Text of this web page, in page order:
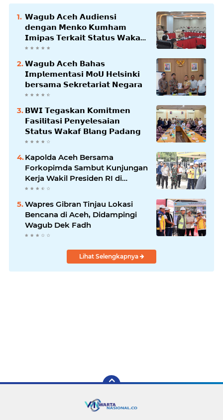
𝗪𝗮𝗴𝘂𝗯 𝗔𝗰𝗲𝗵 𝗔𝘂𝗱𝗶𝗲𝗻𝘀𝗶
𝗱𝗲𝗻𝗴𝗮𝗻 𝗠𝗲𝗻𝗸𝗼 𝗞𝘂𝗺𝗵𝗮𝗺
𝗜𝗺𝗶𝗽𝗮𝘀 𝗧𝗲𝗿𝗸𝗮𝗶𝘁 𝗦𝘁𝗮𝘁𝘂𝘀 𝗪𝗮𝗸𝗮𝗳
𝗕𝗹𝗮𝗻𝗴𝗽𝗮𝗱𝗮𝗻𝗴
𝗪𝗮𝗴𝘂𝗯 𝗔𝗰𝗲𝗵 𝗕𝗮𝗵𝗮𝘀
𝗜𝗺𝗽𝗹𝗲𝗺𝗲𝗻𝘁𝗮𝘀𝗶 𝗠𝗼𝗨 𝗛𝗲𝗹𝘀𝗶𝗻𝗸𝗶
𝗯𝗲𝗿𝘀𝗮𝗺𝗮 𝗦𝗲𝗸𝗿𝗲𝘁𝗮𝗿𝗶𝗮𝘁 𝗡𝗲𝗴𝗮𝗿𝗮
𝗕𝗪𝗜 𝗧𝗲𝗴𝗮𝘀𝗸𝗮𝗻 𝗞𝗼𝗺𝗶𝘁𝗺𝗲𝗻
𝗙𝗮𝘀𝗶𝗹𝗶𝘁𝗮𝘀𝗶 𝗣𝗲𝗻𝘆𝗲𝗹𝗲𝘀𝗮𝗶𝗮𝗻
𝗦𝘁𝗮𝘁𝘂𝘀 𝗪𝗮𝗸𝗮𝗳 𝗕𝗹𝗮𝗻𝗴 𝗣𝗮𝗱𝗮𝗻𝗴
Kapolda Aceh Bersama
Forkopimda Sambut Kunjungan
Kerja Wakil Presiden RI di
Kabupaten Bireuen
Wapres Gibran Tinjau Lokasi
Bencana di Aceh, Didampingi
Wagub Dek Fadh
Lihat Selengkapnya